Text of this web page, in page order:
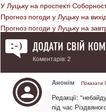
У Луцьку на проспекті
Прогноз погоди у Луцьку на
Прогноз погоди у Луцьку на
ДОДАТИ СВІЙ
Коментарів: 2
Анонім Показати
Редакції:
під час